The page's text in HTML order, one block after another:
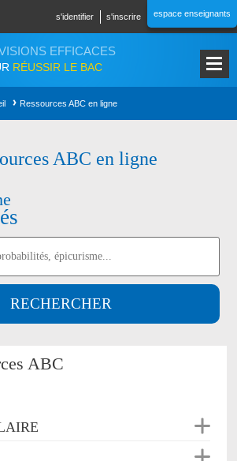
s'identifier s'inscrire espace enseignants
EFFICACES
RÉUSSIR LE BAC
Ressources ABC en ligne
ABC en ligne
ABC